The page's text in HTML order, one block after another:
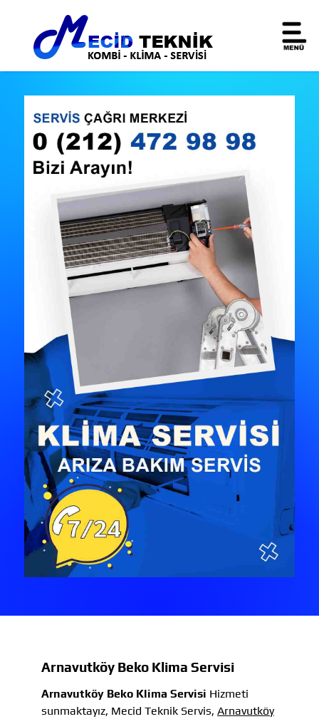
Arnavutköy Beko Klima Servisi
Arnavutköy Beko Klima Servisi Hizmeti
sunmaktayız, Mecid Teknik Servis, Arnavutköy